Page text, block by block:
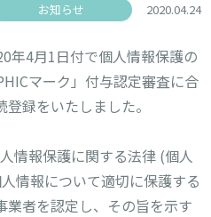
お知らせ 2020.04.24
年4月1日付で個人情報保護の
マーク」付与認定審査に合
録をいたしました。
情報保護に関する法律 (個人
情報について適切に保護する
業者を認定し、その旨を示す